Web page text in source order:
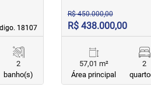
18107
18107
2
banho(s)
R$ 450.000,00
R$ 438.000,00
57,01 m²
Área principal
2